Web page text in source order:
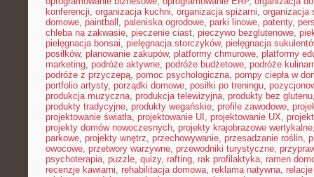
konferencji, organizacja kuchni, organizacja spiżarni, organizacja
domowe, paintball , paleniska ogrodowe, parki linowe, patenty,
chleba na zakwasie, pieczenie ciast, pieczywo bezglutenowe,
pielęgnacja bonsai, pielęgnacja storczyków, pielęgnacja
posiłków, planowanie zakupów, platformy chmurowe, platformy
marketing, podróże aktywne, podróże budżetowe, podróże
podróże z przyczepą, pomoc psychologiczna, pompy ciepła w
portfolio artysty, porządki domowe, posiłki po treningu,
produkcja muzyczna, produkcja telewizyjna, produkty bez glutenu
produkty tradycyjne, produkty wegańskie, profile zawodowe,
projektowanie światła, projektowanie UI , projektowanie UX,
projekty domów nowoczesnych, projekty krajobrazowe wertykalne
parkowe, projekty wnętrz, przechowywanie, przesadzanie roślin,
owocowe, przetwory warzywne, przewodniki turystyczne,
psychoterapia, puzzle, quizy, rafting, rak profilaktyka, ramen
recenzje kawiarni, rehabilitacja domowa, reklama natywna,